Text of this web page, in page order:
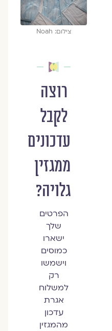
צילום: Noah
רוצה
לקבל
עדכונים
ממגזין
גלויה?
הפרטים
שלך
ישארו
כמוסים
וישמשו
רק
למשלוח
אגרת
עדכון
מהמגזין